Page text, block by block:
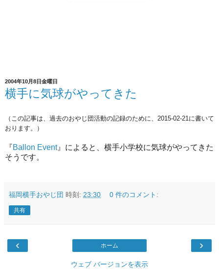
2004年10月8日金曜日
横手に気球がやってきた
（この記事は、過去のおやじ団活動の記録のために、2015-02-21に書いて
おります。）
『Ballon Event』によると、横手小学校に気球がやってきた
そうです。
福岡横手おやじ団 時刻: 23:30 0 件のコメント:
共有
‹ ›
ホーム
ウェブ バージョンを表示